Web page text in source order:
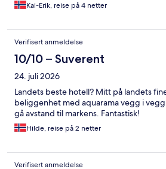
Kai-Erik, reise på 4 netter
Verifisert anmeldelse
10/10 – Suverent
24. juli 2026
Landets beste hotell? Mitt på landets
beliggenhet med aquarama vegg i
gå avstand til markens. Fantastisk!
Hilde, reise på 2 netter
Verifisert anmeldelse